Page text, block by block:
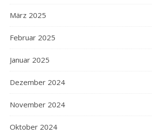
März 2025
Februar 2025
Januar 2025
Dezember 2024
November 2024
Oktober 2024